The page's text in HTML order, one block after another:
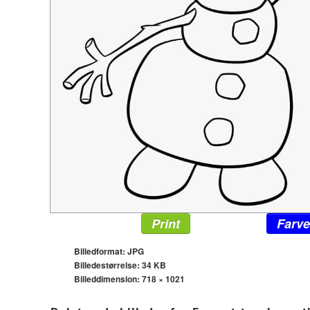
Print
Billedformat: JPG
Billedestørrelse: 34 KB
Billeddimension: 718 × 1021